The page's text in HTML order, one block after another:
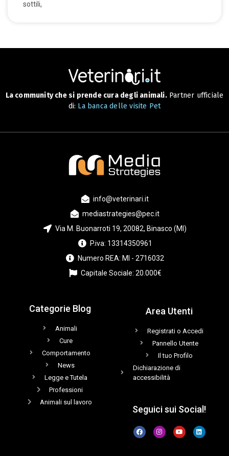
sottili,
La community che si prende cura degli animali.Partner ufficiale
di: La banca delle visite Pet
info@veterinari.it
mediastrategies@pec.it
Via M. Buonarroti 19, 20082, Binasco (MI)
P.iva: 13314350961
Numero REA: MI - 2716032
Capitale Sociale: 20.000€
Categorie Blog
Animali
Cure
Comportamento
News
Legge e Tutela
Professioni
Animali sul lavoro
Area Utenti
Registrati o Accedi
Pannello Utente
Il tuo Profilo
Dichiarazione di
accessibilità
Seguici sui Social!